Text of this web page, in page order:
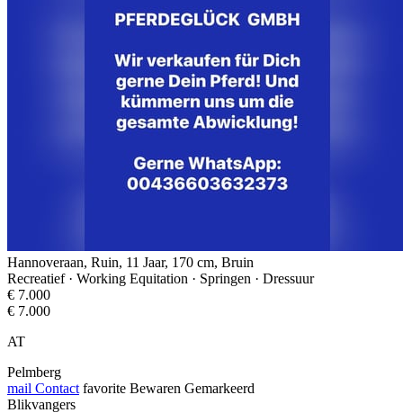
Hannoveraan, Ruin, 11 Jaar, 170 cm, Bruin
Recreatief · Working Equitation · Springen · Dressuur
€ 7.000
€ 7.000
AT
Pelmberg
mail Contact favorite Bewaren Gemarkeerd
Blikvangers